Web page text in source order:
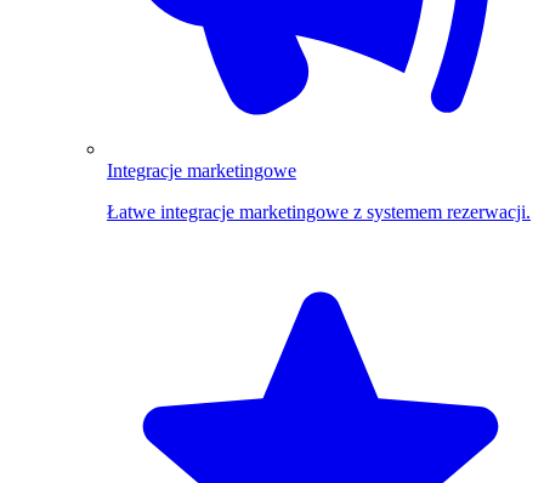
Integracje marketingowe
Łatwe integracje marketingowe z systemem rezerwacji.